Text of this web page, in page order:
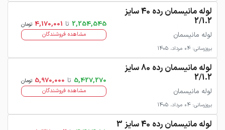
لوله مانیسمان رده 40 سایز
2/1.2
لوله مانیسمان
بروزرسانی: 04 مرداد، 1405
2,254,545 تا 4,170,001 تومان
مشاهده فروشندگان
لوله مانیسمان رده 80 سایز
2/1.2
لوله مانیسمان
بروزرسانی: 04 مرداد، 1405
5,427,270 تا 5,970,000 تومان
مشاهده فروشندگان
لوله مانیسمان رده 40 سایز 3